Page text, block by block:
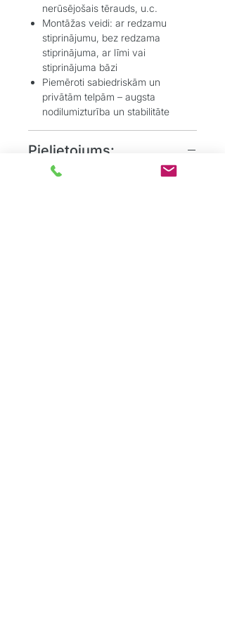
nerūsējošais tērauds, u.c.
Montāžas veidi: ar redzamu
stiprinājumu, bez redzama
stiprinājuma, ar līmi vai
stiprinājuma bāzi
Piemēroti sabiedriskām un
privātām telpām – augsta
nodilumizturība un stabilitāte
Pielietojums:
Grīdas segumu pārejas – starp